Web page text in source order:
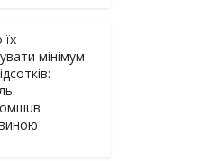
мінімум